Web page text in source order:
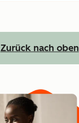
Zurück nach oben